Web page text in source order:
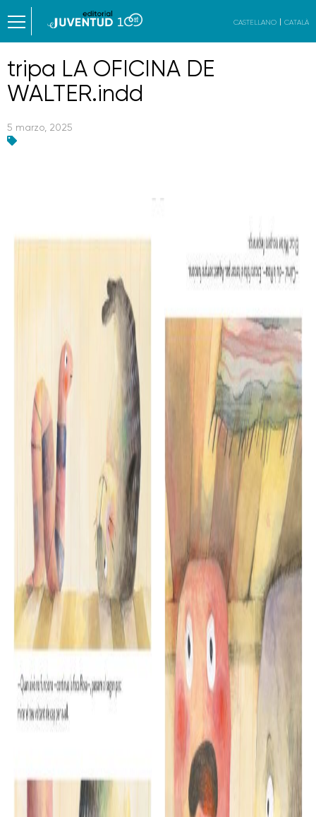
CASTELLANO CATALÀ
tripa LA OFICINA DE
WALTER.indd
5 marzo, 2025